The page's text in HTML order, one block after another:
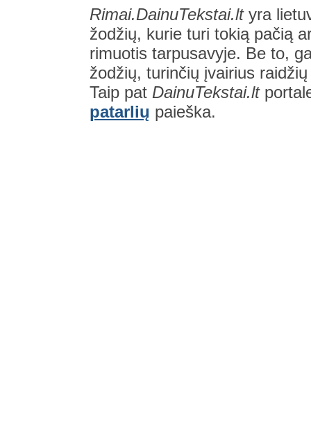
Rimai.DainuTekstai.ltyra
žodžių, kurie turi tokią pačią
rimuotis tarpusavyje. Be to,
žodžių, turinčių įvairius
Taip pat DainuTekstai.lt
patarlių paieška.